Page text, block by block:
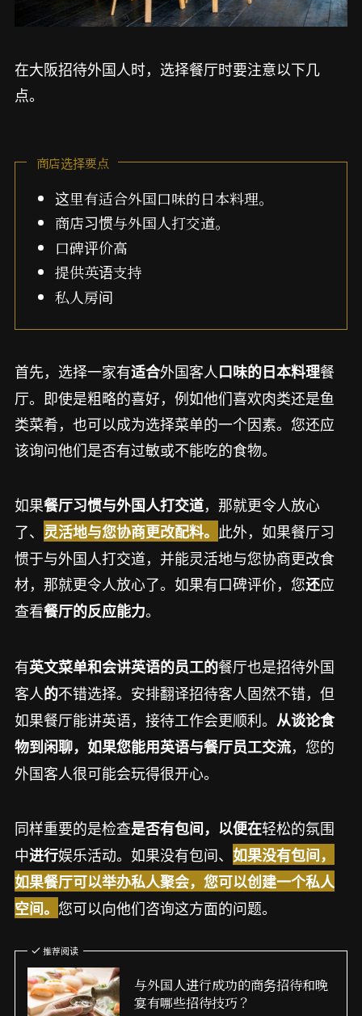
在大阪招待外国人时，选择餐厅时要注意以下几
点。
商店选择要点
这里有适合外国口味的日本料理。
商店习惯与外国人打交道。
口碑评价高
提供英语支持
私人房间
首先，选择一家有适合外国客人口味的日本料理餐
厅。即使是粗略的喜好，例如他们喜欢肉类还是鱼
类菜肴，也可以成为选择菜单的一个因素。您还应
该询问他们是否有过敏或不能吃的食物。
如果餐厅习惯与外国人打交道，那就更令人放心
了、 灵活地与您协商更改配料。 此外，如果餐厅习
惯于与外国人打交道，并能灵活地与您协商更改食
材，那就更令人放心了。如果有口碑评价，您还应
查看餐厅的反应能力。
有英文菜单和会讲英语的员工的餐厅也是招待外国
客人的不错选择。安排翻译招待客人固然不错，但
如果餐厅能讲英语，接待工作会更顺利。 从谈论食
物到闲聊，如果您能用英语与餐厅员工交流，您的
外国客人很可能会玩得很开心。
同样重要的是检查是否有包间，以便在轻松的氛围
中进行娱乐活动。如果没有包间、 如果没有包间，
如果餐厅可以举办私人聚会，您可以创建一个私人
空间。 您可以向他们咨询这方面的问题。
推荐阅读
与外国人进行成功的商务招待和晚
宴有哪些招待技巧？